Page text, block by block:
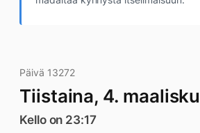
Päivä 13272
Tiistaina, 4.
Kello on 23:17